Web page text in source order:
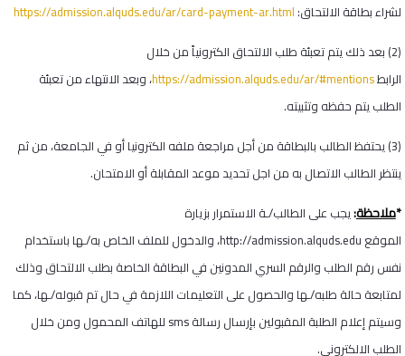
لشراء بطاقة الالتحاق:https://admission.alquds.edu/ar/card-payment-ar.html
(2) بعد ذلك يتم تعبئة طلب الالتحاق الكترونياً من خلال
الرابطhttps://admission.alquds.edu/ar/#mentions، وبعد الانتهاء من تعبئة
الطلب يتم حفظه وتثبيته.
(3) يحتفظ الطالب بالبطاقة من أجل مراجعة ملفه الكترونيا أو في الجامعة، من ثم
ينتظر الطالب الاتصال به من اجل تحديد موعد المقابلة أو الامتحان.
*ملاحظة:يجب على الطالب/ـة الاستمرار بزيارة
الموقع http://admission.alquds.edu، والدخول للملف الخاص به/ـها باستخدام
نفس رقم الطلب والرقم السري المدونين في البطاقة الخاصة بطلب الالتحاق وذلك
لمتابعة حالة طلبه/ـها والحصول على التعليمات اللازمة في حال تم قبوله/ـها، كما
وسيتم إعلام الطلبة المقبولين بإرسال رسالةsms للهاتف المحمول ومن خلال
الطلب الالكتروني.